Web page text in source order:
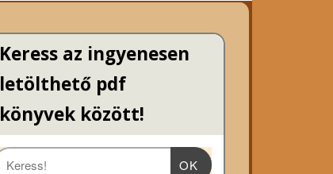
Keress az ingyenesen
letölthető pdf
könyvek között!
OK